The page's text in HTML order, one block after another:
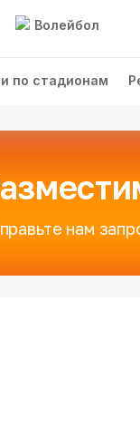
Волейбол
по стадионам
нам